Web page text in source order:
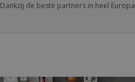
Dankzij de beste partners in heel Europa